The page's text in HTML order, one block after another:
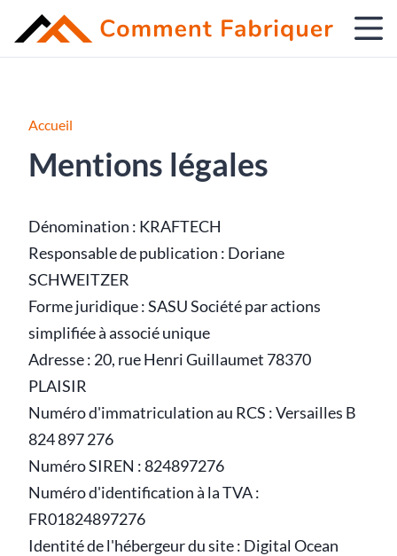
Accueil
Mentions légales
Dénomination : KRAFTECH
Responsable de publication : Doriane
SCHWEITZER
Forme juridique : SASU Société par actions
simplifiée à associé unique
Adresse : 20, rue Henri Guillaumet 78370
PLAISIR
Numéro d'immatriculation au RCS : Versailles B
824 897 276
Numéro SIREN : 824897276
Numéro d'identification à la TVA :
FR01824897276
Identité de l'hébergeur du site : Digital Ocean